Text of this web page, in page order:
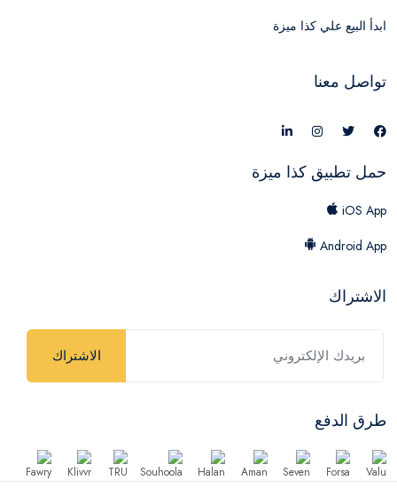
ابدأ البيع علي كذا ميزة
تواصل معنا
حمل تطبيق كذا ميزة
iOS App
Android App
الاشتراك
الاشتراك
طرق الدفع